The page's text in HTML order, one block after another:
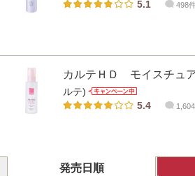
5.1 498
カルテＨＤ モイスチュ
ルテ)
5.4
発売日順